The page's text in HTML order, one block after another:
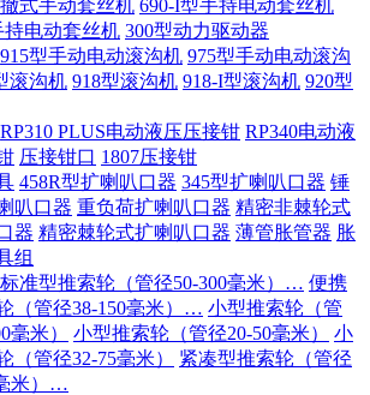
式手动套丝机 690-I型手持电动套丝机
持电动套丝机 300型动力驱动器
915型手动电动滚沟机 975型手动电动滚沟
滚沟机 918型滚沟机 918-I型滚沟机 920型
RP310 PLUS电动液压压接钳 RP340电动液
压接钳口 1807压接钳
458R型扩喇叭口器 345型扩喇叭口器 锤
叭口器 重负荷扩喇叭口器 精密非棘轮式
器 精密棘轮式扩喇叭口器 薄管胀管器 胀
组
标准型推索轮（管径50-300毫米）… 便携
（管径38-150毫米）… 小型推索轮（管
毫米）
小型推索轮（管径20-50毫米）
小
（管径32-75毫米）
紧凑型推索轮（管径
米）…